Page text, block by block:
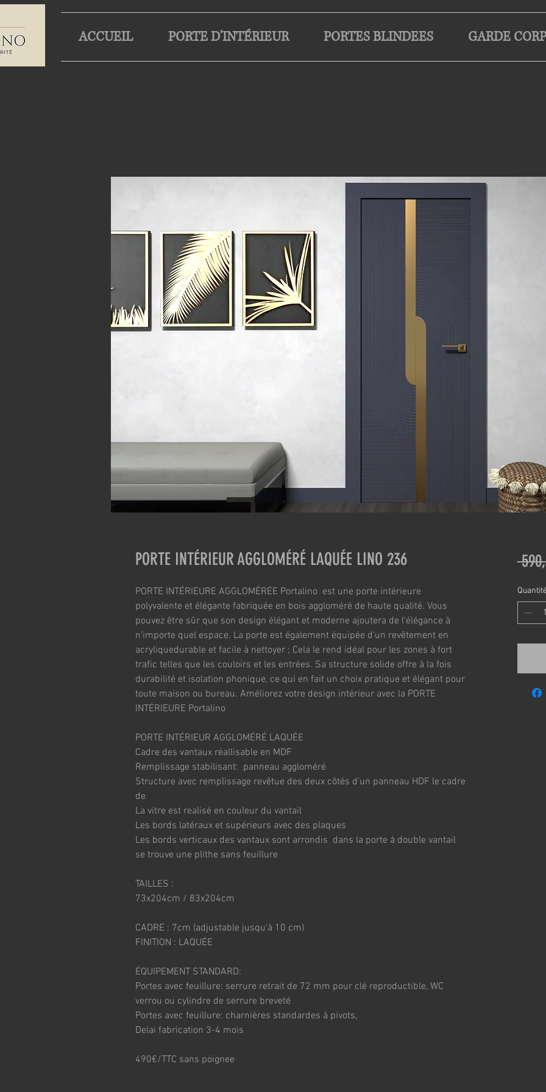
ACCUEIL PORTE D'INTÉRIEUR PORTES BLINDEES GARDE
PORTE INTÉRIEUR AGGLOMÉRÉ LAQUÉE LINO 236
PORTE INTÉRIEURE AGGLOMÉRÉE Portalino  est une porte intérieure
polyvalente et élégante fabriquée en bois aggloméré de haute qualité. Vous
pouvez être sûr que son design élégant et moderne ajoutera de l'élégance à
n'importe quel espace. La porte est également équipée d'un revêtement en
acryliquedurable et facile à nettoyer ; Cela le rend idéal pour les zones à fort
trafic telles que les couloirs et les entrées. Sa structure solide offre à la fois
durabilité et isolation phonique, ce qui en fait un choix pratique et élégant pour
toute maison ou bureau. Améliorez votre design intérieur avec la PORTE
INTÉRIEURE Portalino
PORTE INTÉRIEUR AGGLOMÉRÉ LAQUÉE
Cadre des vantaux réallisable en MDF
Remplissage stabilisant:  panneau aggloméré
Structure avec remplissage revêtue des deux côtés d’un panneau HDF le cadre
de
La vitre est realisé en couleur du vantail
Les bords latéraux et supérieurs avec des plaques
Les bords verticaux des vantaux sont arrondis  dans la porte à double vantail
se trouve une plithe sans feuillure
TAILLES :
73x204cm / 83x204cm
CADRE : 7cm (adjustable jusqu'à 10 cm)
FINITION : LAQUÉE
ÉQUIPEMENT STANDARD:
Portes avec feuillure: serrure retrait de 72 mm pour clé reproductible, WC
verrou ou cylindre de serrure breveté
Portes avec feuillure: charnières standardes à pivots,
Delai fabrication 3-4 mois
490€/TTC sans poignee